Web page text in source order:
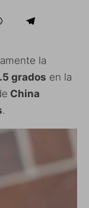
la
grados en la
China
.